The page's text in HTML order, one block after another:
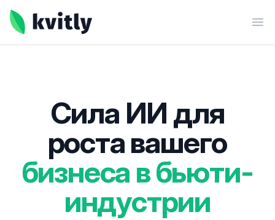
kvitly
Сила ИИ для
роста вашего
бизнеса в бьюти-
индустрии